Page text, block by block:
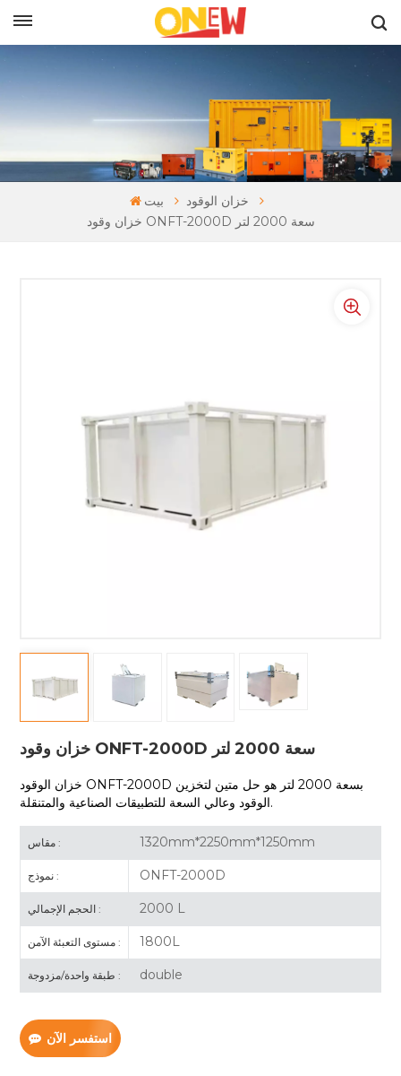
بيت
خزان الوقود
خزان وقود ONFT-2000D سعة 2000 لتر
خزان وقود ONFT-2000D سعة 2000 لتر
خزان الوقود ONFT-2000D بسعة 2000 لتر هو حل متين لتخزين
الوقود وعالي السعة للتطبيقات الصناعية والمتنقلة.
مقاس : 1320mm*2250mm*1250mm
نموذج : ONFT-2000D
الحجم الإجمالي : 2000 L
مستوى التعبئة الآمن : 1800L
طبقة واحدة/مزدوجة : double
استفسر الآن